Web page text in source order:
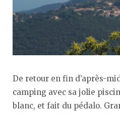
De retour en fin d’après-
camping avec sa jolie
blanc, et fait du pédalo.